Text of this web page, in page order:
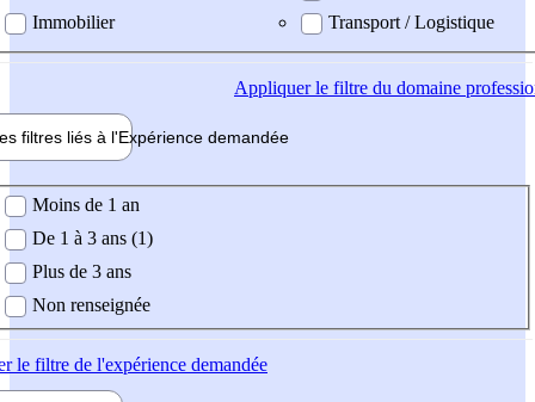
Immobilier
Transport / Logistique
Appliquerle filtre du domaine
filtres liés à l'Expérience demandée
demandée
Moins de 1 an
De 1 à 3 ans (1)
Plus de 3 ans
Non renseignée
le filtre de l'expérience demandée